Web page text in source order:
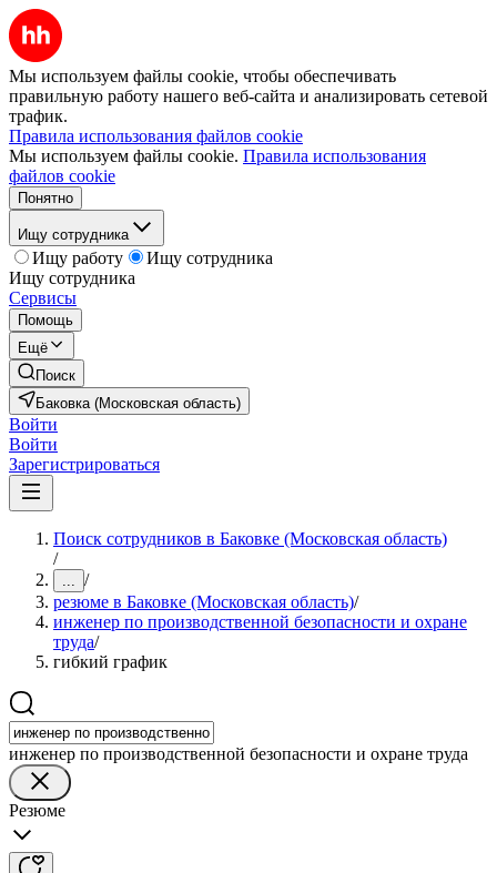
Мы используем файлы cookie, чтобы обеспечивать
правильную работу нашего веб-сайта и анализировать сетевой
трафик.
Правила использования файлов cookie
Мы используем файлы cookie. Правила использования
файлов cookie
Понятно
Ищу сотрудника
Ищу работу
Ищу сотрудника
Ищу сотрудника
Сервисы
Помощь
Ещё
Поиск
Баковка (Московская область)
Войти
Войти
Зарегистрироваться
Поиск сотрудников в Баковке (Московская область)
/
... /
резюме в Баковке (Московская область)/
инженер по производственной безопасности и охране
труда/
гибкий график
инженер по производственной безопасности и охране труда
Резюме